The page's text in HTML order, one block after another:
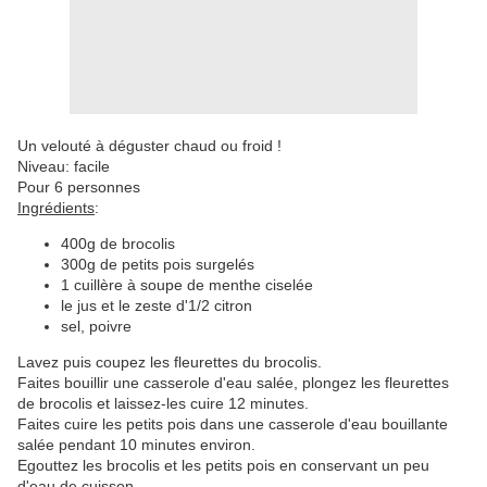
Un velouté à déguster chaud ou froid !
Niveau: facile
Pour 6 personnes
Ingrédients:
400g de brocolis
300g de petits pois surgelés
1 cuillère à soupe de menthe ciselée
le jus et le zeste d'1/2 citron
sel, poivre
Lavez puis coupez les fleurettes du brocolis.
Faites bouillir une casserole d'eau salée, plongez les fleurettes
de brocolis et laissez-les cuire 12 minutes.
Faites cuire les petits pois dans une casserole d'eau bouillante
salée pendant 10 minutes environ.
Egouttez les brocolis et les petits pois en conservant un peu